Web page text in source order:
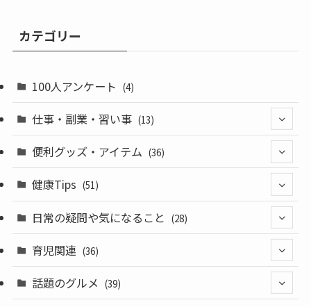
カテゴリー
100人アンケート (4)
仕事・副業・習い事 (13)
(3)
(5)
(5)
便利グッズ・アイテム (36)
(8)
(28)
健康Tips (51)
(14)
(10)
日常の疑問や気になること (28)
育児関連 (36)
(13)
話題のグルメ (39)